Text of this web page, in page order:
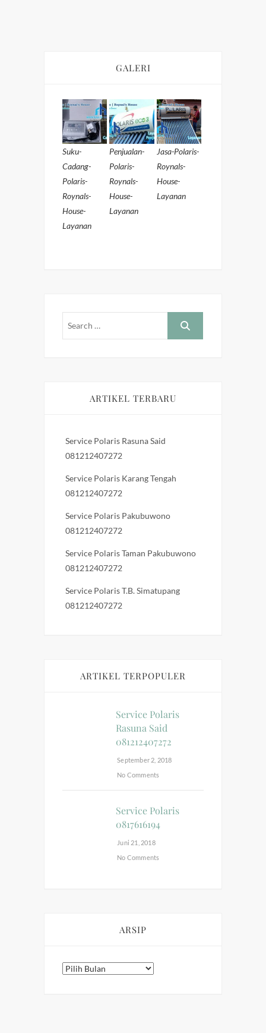
GALERI
Suku-
Cadang-
Polaris-
Roynals-
House-
Layanan
Penjualan-
Polaris-
Roynals-
House-
Layanan
Jasa-Polaris-
Roynals-
House-
Layanan
ARTIKEL TERBARU
Service Polaris Rasuna Said
081212407272
Service Polaris Karang Tengah
081212407272
Service Polaris Pakubuwono
081212407272
Service Polaris Taman Pakubuwono
081212407272
Service Polaris T.B. Simatupang
081212407272
ARTIKEL TERPOPULER
Service Polaris
Rasuna Said
081212407272
September 2, 2018
No Comments
Service Polaris
0817616194
Juni 21, 2018
No Comments
ARSIP
Arsip